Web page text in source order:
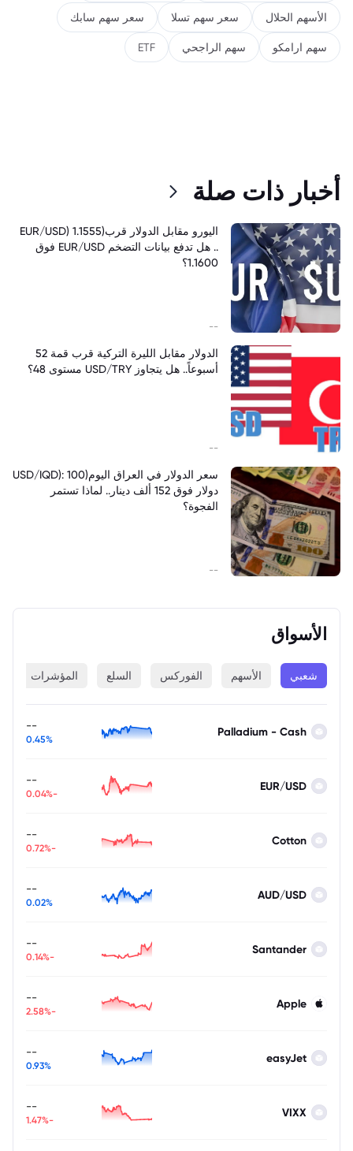
الأسواق
شعبي الأسهم الفوركس السلع المؤشرات
Palladium - Cash
--
0.45%
EUR/USD
--
-0.04%
Cotton
--
-0.72%
AUD/USD
--
0.02%
Santander
--
-0.14%
Apple
--
-2.58%
easyJet
--
0.93%
VIXX
--
-1.47%
الأسهم الحلال سعر سهم تسلا سعر سهم سابك
سهم ارامكو سهم الراجحي ETF
أخبار ذات صلة
اليورو مقابل الدولار قرب(EUR/USD) 1.1555
.. هل تدفع بيانات التضخم EUR/USD فوق
1.1600؟
--
الدولار مقابل الليرة التركية قرب قمة 52
أسبوعاً.. هل يتجاوز USD/TRY مستوى 48؟
--
سعر الدولار في العراق اليوم(USD/IQD): 100
دولار فوق 152 ألف دينار.. لماذا تستمر
الفجوة؟
--